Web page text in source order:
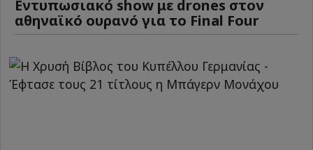
Εντυπωσιακό show με drones στον
αθηναϊκό ουρανό για το Final Four